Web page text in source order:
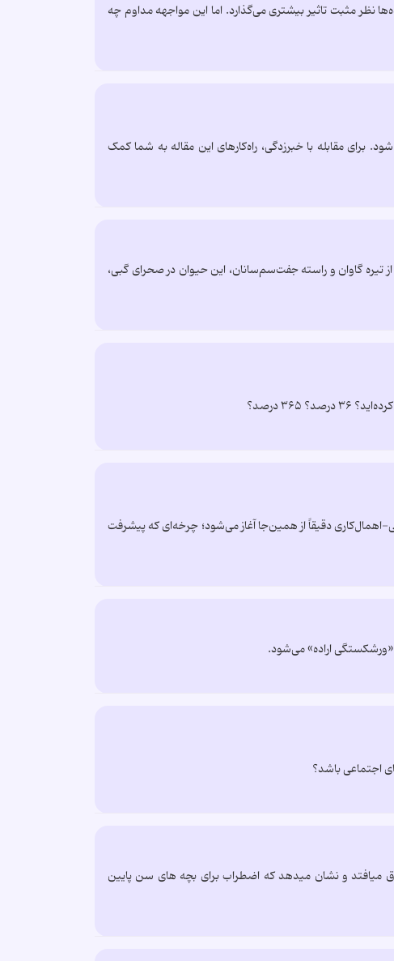
مثبت تاثیر بیشتری می‌گذارد. اما این مواجهه مداوم چه
برای مقابله با خبرزدگی، راه‌کارهای این مقاله به شما کمک
تیره گاوان و راسته جفت‌سم‌سانان، این حیوان در صحرای گبی،
اهمال‌کاری دقیقاً از همین‌جا آغاز می‌شود؛ چرخه‌ای که پیشرفت
اراده» می‌شود.
اجتماعی باشد؟
میافتد و نشان میدهد که اضطراب برای بچه های سن پایین